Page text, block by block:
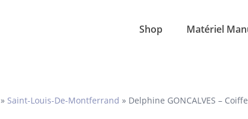
Shop Matériel
» Saint-Louis-De-Montferrand » Delphine GONCALVES –